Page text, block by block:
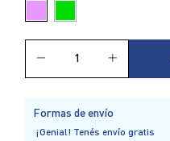
Formas de envío
¡Genial! Tenés envío gratis